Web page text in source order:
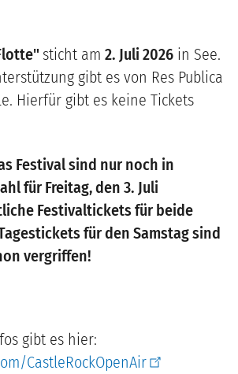
sticht am 2. Juli 2026 in See.
gibt es von Res Publica
Hierfür gibt es keine Tickets
Festival sind nur noch in
für Freitag, den 3. Juli
Festivaltickets für beide
für den Samstag sind
vergriffen!
gibt es hier:
CastleRockOpenAir